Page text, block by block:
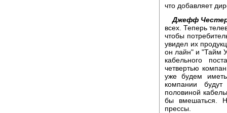
что добавляет
Джефф
всех. Теперь
чтобы
увидел их
он лайн" и "Тайм
кабельного
четвертью
уже будем
компании
половиной
бы вмешаться.
прессы.